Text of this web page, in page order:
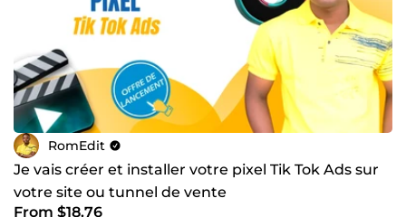
RomEdit
Je vais créer et installer votre pixel Tik Tok Ads sur
votre site ou tunnel de vente
From $18.76